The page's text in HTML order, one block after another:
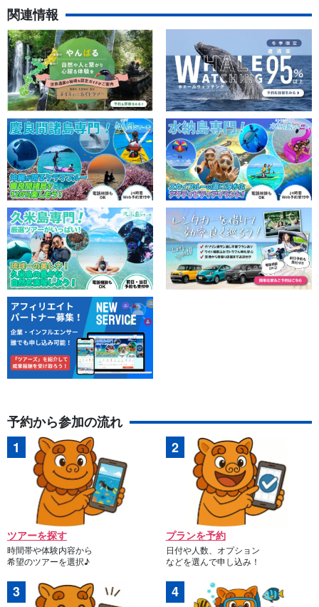
無料送迎付き！
充実した施設も利用可能で快適な時間を
車がなくてもレンタカーがなくても大丈夫！スタッフが安全に送
迎いたしますので気軽にお問い合わせください。
ショップは沖縄西海岸で一番メジャーなサーフポイント「砂辺
（すなべ）」のすぐ側です。温水シャワー・更衣室・無料駐車場
も完備で、快適にサーフィンをお楽しみいただけます。
関連情報
予約から参加の流れ
ツアーを探す
時間帯や体験内容から
希望のツアーを選択♪
プランを予約
日付や人数、オプション
などを選んで申し込み！